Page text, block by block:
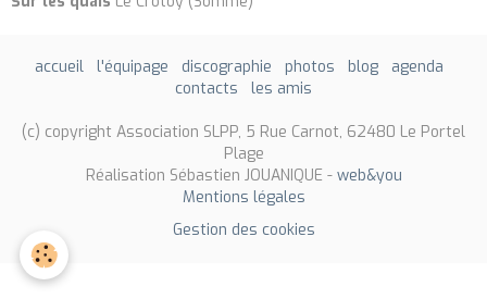
accueil l'équipage discographie photos blog
agenda
contacts
les amis
(c) copyright Association SLPP, 5 Rue Carnot, 62480 Le Portel
Plage
Réalisation Sébastien JOUANIQUE - web&you
Mentions légales
Gestion des cookies